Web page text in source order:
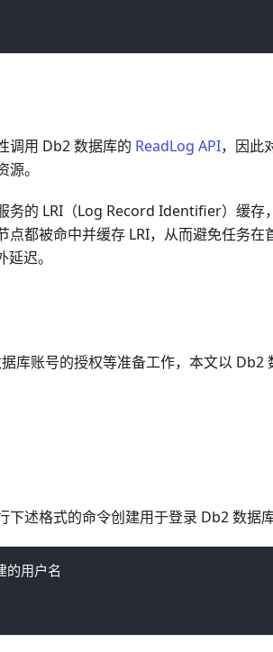
调用 Db2 数据库的 ReadLog API，因此
。
务的 LRI（Log Record Identifier）缓存
都被命中并缓存 LRI，从而避免任务在
迟。
库账号的授权等准备工作，本文以 Db2
述格式的命令创建用于登录 Db2 数据
用户名